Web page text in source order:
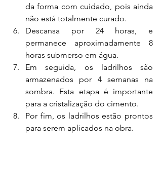
da forma com cuidado, pois ainda
não está totalmente curado.
Descansa por 24 horas, e
permanece aproximadamente 8
horas submerso em água.
Em seguida, os ladrilhos são
armazenados por 4 semanas na
sombra. Esta etapa é importante
para a cristalização do cimento.
Por fim, os ladrilhos estão prontos
para serem aplicados na obra.